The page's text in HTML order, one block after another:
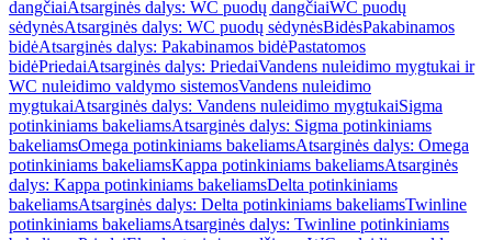
dangčiaiAtsarginės dalys: WC puodų dangčiaiWC puodų
sėdynėsAtsarginės dalys: WC puodų sėdynėsBidėsPakabinamos
bidėAtsarginės dalys: Pakabinamos bidėPastatomos
bidėPriedaiAtsarginės dalys: PriedaiVandens nuleidimo mygtukai ir
WC nuleidimo valdymo sistemosVandens nuleidimo
mygtukaiAtsarginės dalys: Vandens nuleidimo mygtukaiSigma
potinkiniams bakeliamsAtsarginės dalys: Sigma potinkiniams
bakeliamsOmega potinkiniams bakeliamsAtsarginės dalys: Omega
potinkiniams bakeliamsKappa potinkiniams bakeliamsAtsarginės
dalys: Kappa potinkiniams bakeliamsDelta potinkiniams
bakeliamsAtsarginės dalys: Delta potinkiniams bakeliamsTwinline
potinkiniams bakeliamsAtsarginės dalys: Twinline potinkiniams